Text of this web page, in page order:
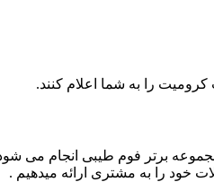
را به شما اعلام کنند.
برتر فوم طیبی انجام می
خود را به مشتری ارائه میدهیم .